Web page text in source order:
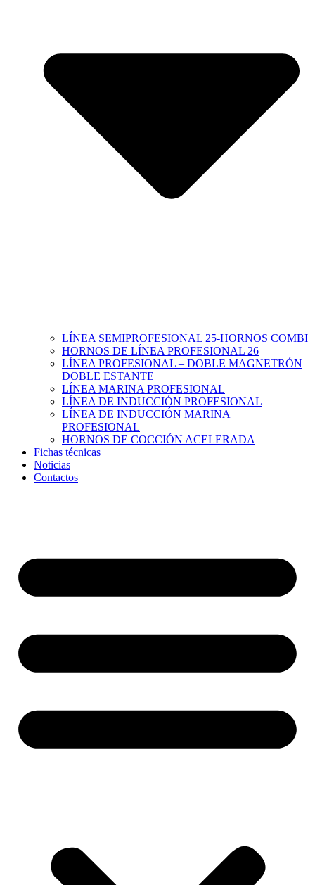
LÍNEA SEMIPROFESIONAL 25-HORNOS COMBI
HORNOS DE LÍNEA PROFESIONAL 26
LÍNEA PROFESIONAL – DOBLE MAGNETRÓN
DOBLE ESTANTE
LÍNEA MARINA PROFESIONAL
LÍNEA DE INDUCCIÓN PROFESIONAL
LÍNEA DE INDUCCIÓN MARINA
PROFESIONAL
HORNOS DE COCCIÓN ACELERADA
Fichas técnicas
Noticias
Contactos